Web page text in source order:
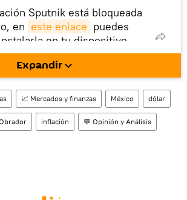
Sputnik está bloqueada
en este enlace puedes
en tu dispositivo
Android!).
una cuenta en la red
.
Expandir
📈 Mercados y finanzas México dólar
inflación 💬 Opinión y Análisis